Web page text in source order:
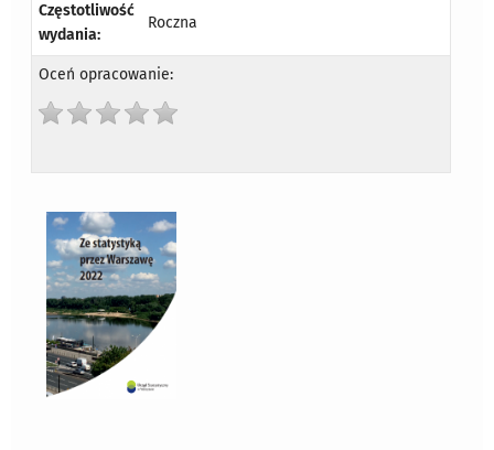
Częstotliwość
wydania:
Roczna
Oceń opracowanie: